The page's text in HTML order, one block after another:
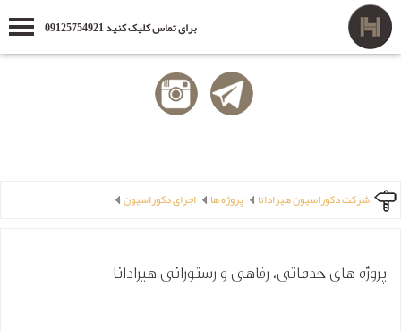
برای تماس کلیک کنید 09125754921
شرکت دکوراسیون هیرادانا پروژه ها اجرای دکوراسیون
پروژه های خدماتی، رفاهی و رستورانی هیرادانا